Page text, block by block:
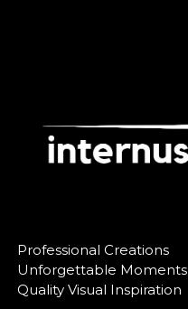
Professional Creations
Unforgettable Moments
Quality Visual Inspiration